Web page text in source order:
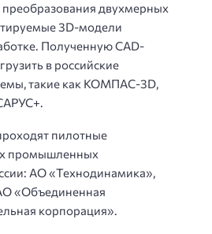
двухмерных
3D-модели
Полученную CAD-
в российские
такие как КОМПАС-3D,
пилотные
промышленных
АО «Технодинамика»,
«Объединенная
корпорация».